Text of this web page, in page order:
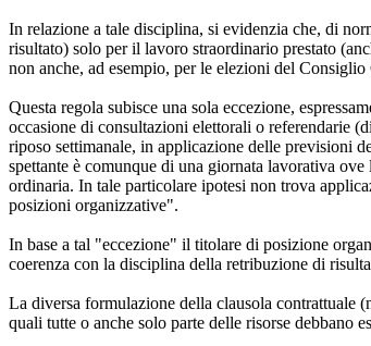
In relazione a tale disciplina, si evidenzia che, di
risultato) solo per il lavoro straordinario prestato
non anche, ad esempio, per le elezioni del
Questa regola subisce una sola eccezione,
occasione di consultazioni elettorali o referendarie
riposo settimanale, in applicazione delle previsioni
spettante è comunque di una giornata lavorativa
ordinaria. In tale particolare ipotesi non trova
posizioni organizzative".
In base a tal "eccezione" il titolare di posizione
coerenza con la disciplina della retribuzione di
La diversa formulazione della clausola contrattuale
quali tutte o anche solo parte delle risorse debbano